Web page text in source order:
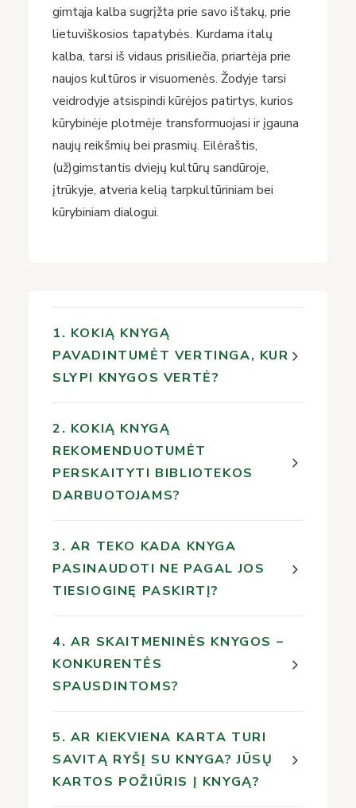
gimtąja kalba sugrįžta prie savo ištakų, prie
lietuviškosios tapatybės. Kurdama italų
kalba, tarsi iš vidaus prisiliečia, priartėja prie
naujos kultūros ir visuomenės. Žodyje tarsi
veidrodyje atsispindi kūrėjos patirtys, kurios
kūrybinėje plotmėje transformuojasi ir įgauna
naujų reikšmių bei prasmių. Eilėraštis,
(už)gimstantis dviejų kultūrų sandūroje,
įtrūkyje, atveria kelią tarpkultūriniam bei
kūrybiniam dialogui.
1. KOKIĄ KNYGĄ
PAVADINTUMĖT VERTINGA, KUR
SLYPI KNYGOS VERTĖ?
2. KOKIĄ KNYGĄ
REKOMENDUOTUMĖT
PERSKAITYTI BIBLIOTEKOS
DARBUOTOJAMS?
3. AR TEKO KADA KNYGA
PASINAUDOTI NE PAGAL JOS
TIESIOGINĘ PASKIRTĮ?
4. AR SKAITMENINĖS KNYGOS –
KONKURENTĖS
SPAUSDINTOMS?
5. AR KIEKVIENA KARTA TURI
SAVITĄ RYŠĮ SU KNYGA? JŪSŲ
KARTOS POŽIŪRIS Į KNYGĄ?